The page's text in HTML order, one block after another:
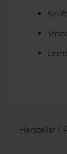
Hersteller /